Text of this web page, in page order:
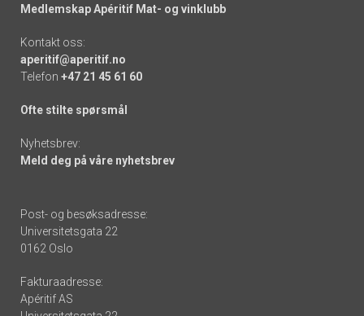
Medlemskap Apéritif Mat- og vinklubb
Kontakt oss:
aperitif@aperitif.no
Telefon +47 21 45 61 60
Ofte stilte spørsmål
Nyhetsbrev:
Meld deg på våre nyhetsbrev
Post- og besøksadresse:
Universitetsgata 22
0162 Oslo
Fakturaadresse:
Apéritif AS